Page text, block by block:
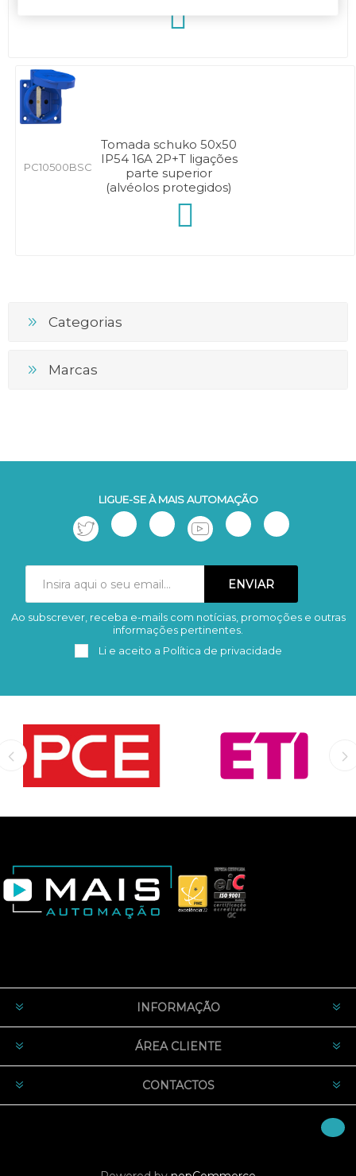
PC10500BSC
Tomada schuko 50x50
IP54 16A 2P+T ligações
parte superior
(alvéolos protegidos)
Categorias
Marcas
LIGUE-SE À MAIS AUTOMAÇÃO
Subscrever Remover
Ao subscrever, receba e-mails com notícias, promoções e outras
informações pertinentes.
Li e aceito a Política de privacidade
INFORMAÇÃO
ÁREA CLIENTE
CONTACTOS